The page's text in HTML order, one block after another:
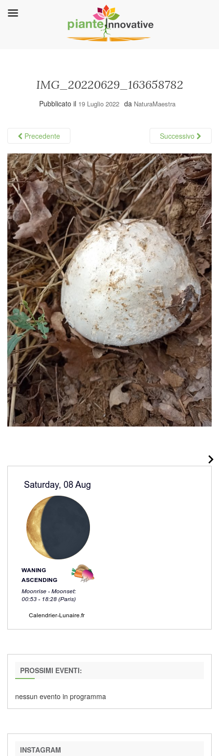
IMG_20220629_163658782
Pubblicato il 19 Luglio 2022 da NaturaMaestra
Precedente Successivo
PROSSIMI EVENTI:
nessun evento in programma
INSTAGRAM